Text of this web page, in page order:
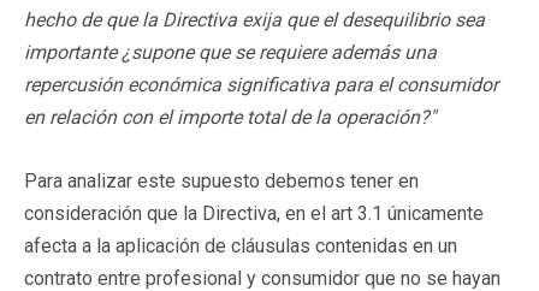
hecho de que la Directiva exija que el desequilibrio sea
importante ¿supone que se requiere además una
repercusión económica significativa para el consumidor
en relación con el importe total de la operación?"
Para analizar este supuesto debemos tener en
consideración que la Directiva, en el art 3.1 únicamente
afecta a la aplicación de cláusulas contenidas en un
contrato entre profesional y consumidor que no se hayan